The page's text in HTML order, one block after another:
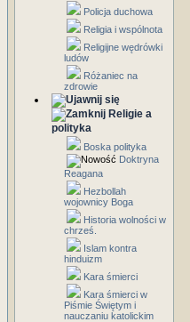
Policja duchowa
Religia i wspólnota
Religijne wędrówki
ludów
Różaniec na
zdrowie
Religie a
polityka
Boska polityka
Doktryna
Reagana
Hezbollah
wojownicy Boga
Historia wolności w
chrześ.
Islam kontra
hinduizm
Kara śmierci
Kara śmierci w
Piśmie Świętym i
nauczaniu katolickim